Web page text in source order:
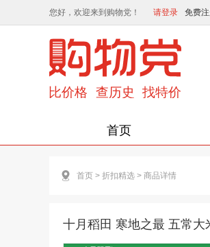
您好，欢迎来到购物党！ 请登录 免费
首页
首页 > 折扣精选 > 商品详情
十月稻田 寒地之最 五常大